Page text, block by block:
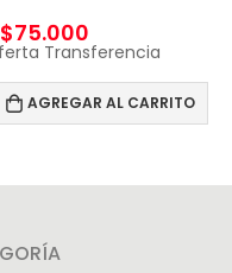
$75.000
Transferencia
AGREGAR AL CARRITO